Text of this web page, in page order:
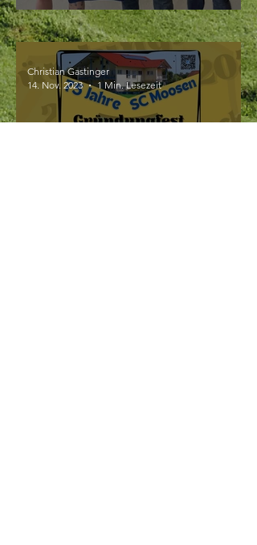
Christian Gastinger
14. Nov. 2023
1 Min. Lesezeit